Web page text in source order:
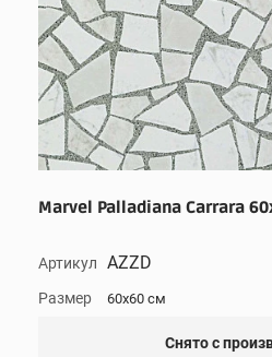
Marvel Palladiana Carrara
Артикул AZZD
Размер 60x60 см
Снято с